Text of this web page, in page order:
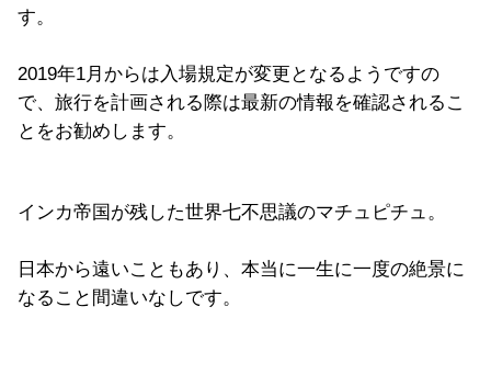
す。
2019年1月からは入場規定が変更となるようですの
で、旅行を計画される際は最新の情報を確認されるこ
とをお勧めします。
インカ帝国が残した世界七不思議のマチュピチュ。
日本から遠いこともあり、本当に一生に一度の絶景に
なること間違いなしです。